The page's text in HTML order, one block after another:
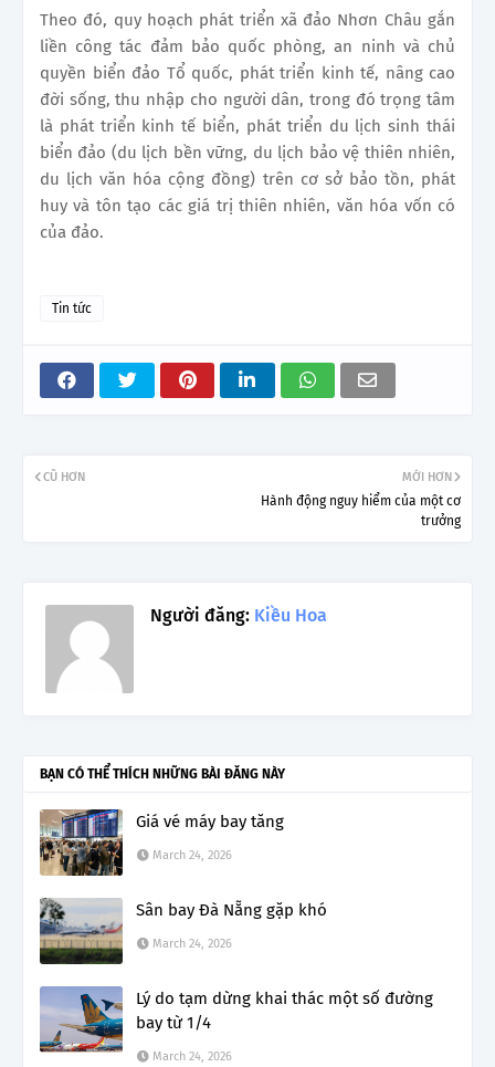
Theo đó, quy hoạch phát triển xã đảo Nhơn Châu gắn
liền công tác đảm bảo quốc phòng, an ninh và chủ
quyền biển đảo Tổ quốc, phát triển kinh tế, nâng cao
đời sống, thu nhập cho người dân, trong đó trọng tâm
là phát triển kinh tế biển, phát triển du lịch sinh thái
biển đảo (du lịch bền vững, du lịch bảo vệ thiên nhiên,
du lịch văn hóa cộng đồng) trên cơ sở bảo tồn, phát
huy và tôn tạo các giá trị thiên nhiên, văn hóa vốn có
của đảo.
Tin tức
MỚI HƠN
Hành động nguy hiểm của một cơ
trưởng
CŨ HƠN
Người đăng: Kiều Hoa
BẠN CÓ THỂ THÍCH NHỮNG BÀI ĐĂNG NÀY
Giá vé máy bay tăng
March 24, 2026
Sân bay Đà Nẵng gặp khó
March 24, 2026
Lý do tạm dừng khai thác một số đường
bay từ 1/4
March 24, 2026